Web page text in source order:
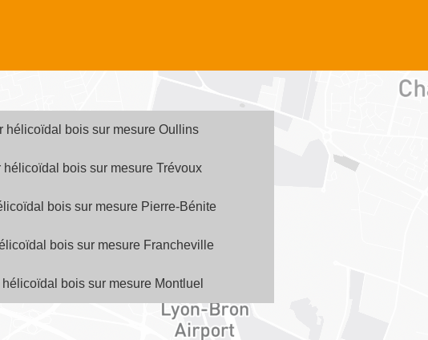
hélicoïdal bois sur mesure Oullins
hélicoïdal bois sur mesure Trévoux
bois sur mesure Pierre-Bénite
bois sur mesure Francheville
bois sur mesure Montluel